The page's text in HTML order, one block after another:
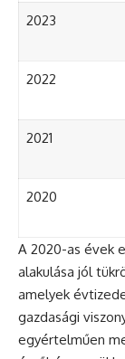
2023
2022
2021
2020
A 2020-as évek
alakulása jól
amelyek
gazdasági
egyértelműen